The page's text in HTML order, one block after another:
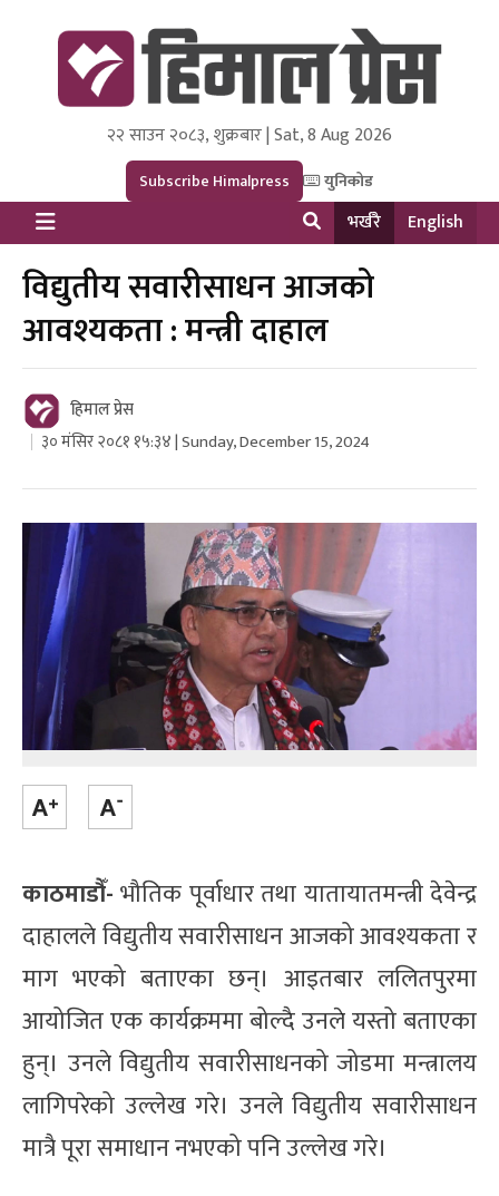
Himal Press
Dot NewsyNepal Media and Research Pvt Ltd.
२२ साउन २०८३, शुक्रबार | Sat, 8 Aug 2026
Subscribe Himalpress युनिकोड
भर्खरै English
विद्युतीय सवारीसाधन आजको
आवश्यकता : मन्त्री दाहाल
हिमाल प्रेस
३० मंसिर २०८१ १५:३४ | Sunday, December 15, 2024
काठमाडौँ-भौतिक पूर्वाधार तथा यातायातमन्त्री देवेन्द्र
दाहालले विद्युतीय सवारीसाधन आजको आवश्यकता र
माग भएको बताएका छन्। आइतबार ललितपुरमा
आयोजित एक कार्यक्रममा बोल्दै उनले यस्तो बताएका
हुन्। उनले विद्युतीय सवारीसाधनको जोडमा मन्त्रालय
लागिपरेको उल्लेख गरे। उनले विद्युतीय सवारीसाधन
मात्रै पूरा समाधान नभएको पनि उल्लेख गरे।